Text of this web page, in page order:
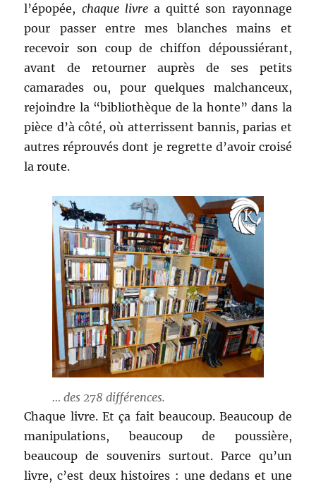
l’épopée, chaque livrea quitté son rayonnage
pour passer entre mes blanches mains et
recevoir son coup de chiffon dépoussiérant,
avant de retourner auprès de ses petits
camarades ou, pour quelques malchanceux,
rejoindre la “bibliothèque de la honte” dans la
pièce d’à côté, où atterrissent bannis, parias et
autres réprouvés dont je regrette d’avoir croisé
la route.
… des 278 différences.
Chaque livre. Et ça fait beaucoup. Beaucoup de
manipulations, beaucoup de poussière,
beaucoup de souvenirs surtout. Parce qu’un
livre, c’est deux histoires : une dedans et une